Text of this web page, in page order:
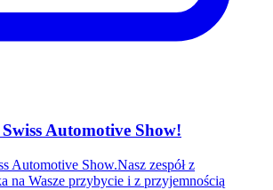
Automotive Show!
Automotive Show.Nasz zespół z
na Wasze przybycie i z przyjemnością